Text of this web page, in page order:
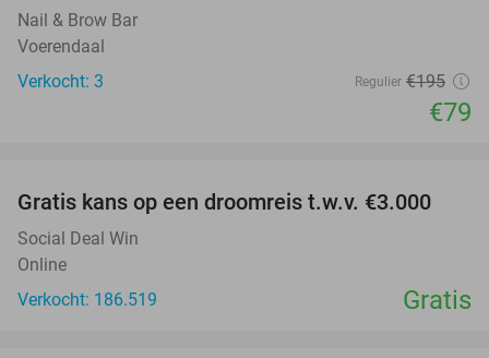
Nail & Brow Bar
Voerendaal
Verkocht: 3
Regulier €195
€79
Gratis kans op een droomreis t.w.v. €3.000
Social Deal Win
Online
Verkocht: 186.519
Gratis